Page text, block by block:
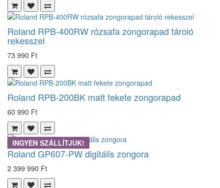
Roland RPB-400RW rózsafa zongorapad tároló
rekesszel
73 990 Ft
Roland RPB-200BK matt fekete zongorapad
60 990 Ft
INGYEN SZÁLLÍTJUK!
Roland GP607-PW digitális zongora
2 399 990 Ft